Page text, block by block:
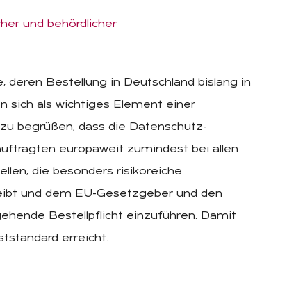
und behördlicher
Bestellung in Deutschland bislang in
sich als wichtiges Element einer
begrüßen, dass die Datenschutz-
europaweit zumindest bei allen
die besonders risikoreiche
und dem EU-Gesetzgeber und den
Bestellpflicht einzuführen. Damit
erreicht.